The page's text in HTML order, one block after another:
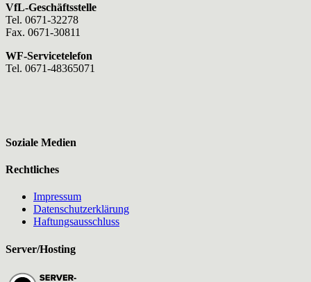
VfL-Geschäftsstelle
Tel. 0671-32278
Fax. 0671-30811
WF-Servicetelefon
Tel. 0671-48365071
Soziale Medien
Rechtliches
Impressum
Datenschutzerklärung
Haftungsausschluss
Server/Hosting